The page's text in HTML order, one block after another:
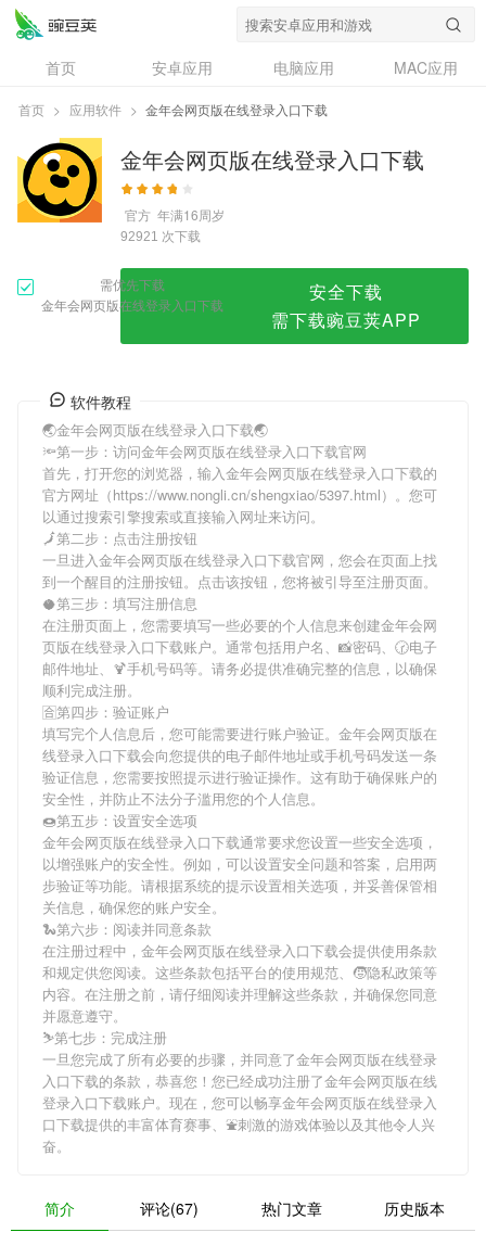
金年会网页版在线登录入口下载
首页 安卓应用 电脑应用
MAC应用
资讯
专题 设计奖
问答
首页 > 应用软件 > 金年会网页版在线登录入口下载
金年会网页版在线登录入口下载
官方 年满16周岁
92921 次下载
需优先下载
金年会网页版在线登录入口下载
安全下载
需下载豌豆荚APP
软件教程
🌏金年会网页版在线登录入口下载🌏
🔦第一步：访问金年会网页版在线登录入口下载官网
首先，打开您的浏览器，输入金年会网页版在线登录入口下载的
官方网址（https://www.nongli.cn/shengxiao/5397.html）。您可
以通过搜索引擎搜索或直接输入网址来访问。
🗾第二步：点击注册按钮
一旦进入金年会网页版在线登录入口下载官网，您会在页面上找
到一个醒目的注册按钮。点击该按钮，您将被引导至注册页面。
🥥第三步：填写注册信息
在注册页面上，您需要填写一些必要的个人信息来创建金年会网
页版在线登录入口下载账户。通常包括用户名、📸密码、🕝电子
邮件地址、🍹手机号码等。请务必提供准确完整的信息，以确保
顺利完成注册。
🈴第四步：验证账户
填写完个人信息后，您可能需要进行账户验证。金年会网页版在
线登录入口下载会向您提供的电子邮件地址或手机号码发送一条
验证信息，您需要按照提示进行验证操作。这有助于确保账户的
安全性，并防止不法分子滥用您的个人信息。
🍩第五步：设置安全选项
金年会网页版在线登录入口下载通常要求您设置一些安全选项，
以增强账户的安全性。例如，可以设置安全问题和答案，启用两
步验证等功能。请根据系统的提示设置相关选项，并妥善保管相
关信息，确保您的账户安全。
🐍第六步：阅读并同意条款
在注册过程中，金年会网页版在线登录入口下载会提供使用条款
和规定供您阅读。这些条款包括平台的使用规范、🧒隐私政策等
内容。在注册之前，请仔细阅读并理解这些条款，并确保您同意
并愿意遵守。
⛷第七步：完成注册
一旦您完成了所有必要的步骤，并同意了金年会网页版在线登录
入口下载的条款，恭喜您！您已经成功注册了金年会网页版在线
登录入口下载账户。现在，您可以畅享金年会网页版在线登录入
口下载提供的丰富体育赛事、⛲️刺激的游戏体验以及其他令人兴
奋。
简介 评论(67) 热门文章 历史版本